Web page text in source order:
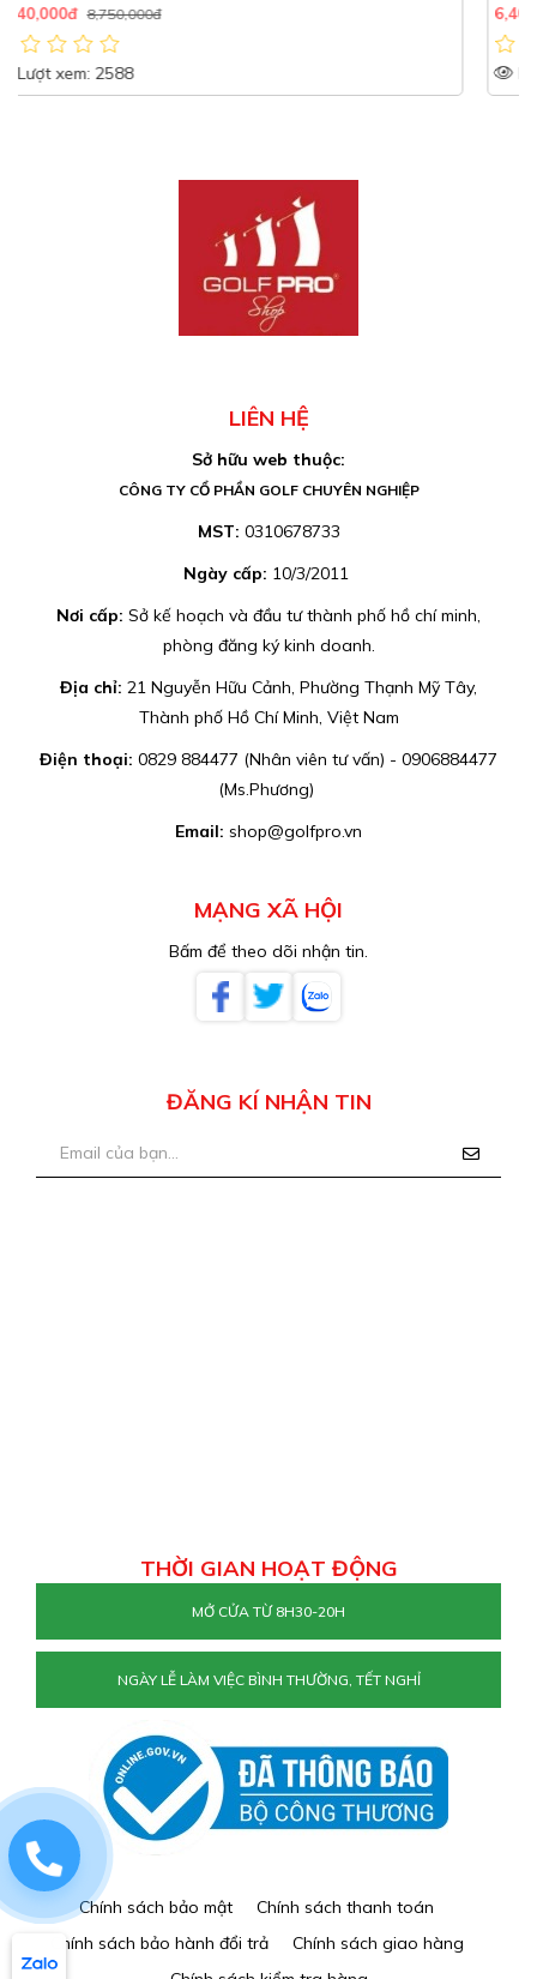
6,400,000đ 7,500,000đ
Lượt xem: 1744
LIÊN HỆ
Sở hữu web thuộc:
CÔNG TY CỔ PHẦN GOLF CHUYÊN NGHIỆP
MST: 0310678733
Ngày cấp: 10/3/2011
Nơi cấp: Sở kế hoạch và đầu tư thành phố hồ chí minh,
phòng đăng ký kinh doanh.
Địa chỉ: 21 Nguyễn Hữu Cảnh, Phường Thạnh Mỹ Tây,
Thành phố Hồ Chí Minh, Việt Nam
Điện thoại: 0829 884477 (Nhân viên tư vấn) - 0906884477
(Ms.Phương)
Email: shop@golfpro.vn
MẠNG XÃ HỘI
Bấm để theo dõi nhận tin.
ĐĂNG KÍ NHẬN TIN
THỜI GIAN HOẠT ĐỘNG
MỞ CỬA TỪ 8H30-20H
NGÀY LỄ LÀM VIỆC BÌNH THƯỜNG, TẾT NGHỈ
Chính sách bảo mật
Chính sách thanh toán
Chính sách bảo hành đổi trả
Chính sách giao hàng